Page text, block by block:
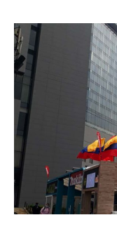
entrada